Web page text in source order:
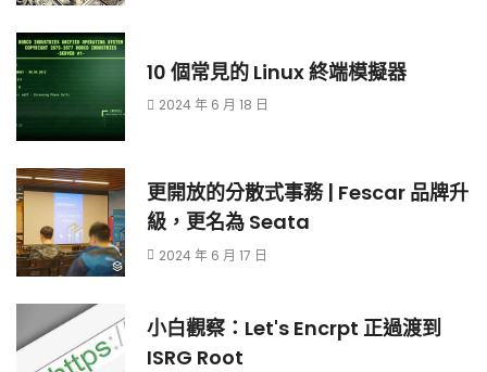
10 個常見的 Linux 終端模擬器
2024 年 6 月 18 日
更開放的分散式事務 | Fescar 品牌升
級，更名為 Seata
2024 年 6 月 17 日
小白觀察：Let's Encrpt 正過渡到
ISRG Root